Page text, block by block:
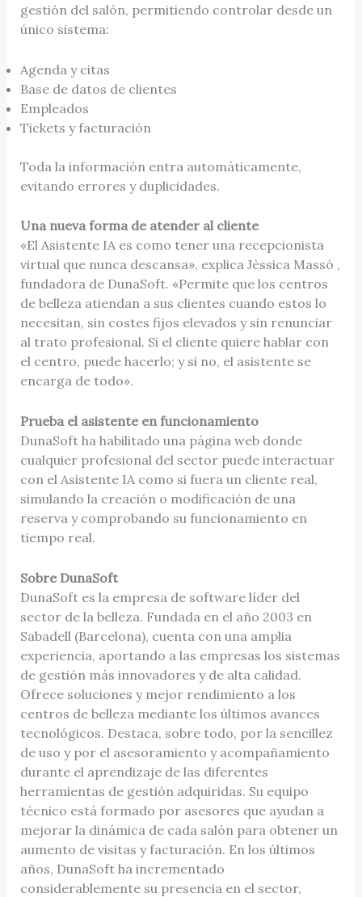
gestión del salón, permitiendo controlar desde un
único sistema:
Agenda y citas
Base de datos de clientes
Empleados
Tickets y facturación
Toda la información entra automáticamente,
evitando errores y duplicidades.
Una nueva forma de atender al cliente
«El Asistente IA es como tener una recepcionista
virtual que nunca descansa», explica Jèssica Massó ,
fundadora de DunaSoft. «Permite que los centros
de belleza atiendan a sus clientes cuando estos lo
necesitan, sin costes fijos elevados y sin renunciar
al trato profesional. Si el cliente quiere hablar con
el centro, puede hacerlo; y si no, el asistente se
encarga de todo».
Prueba el asistente en funcionamiento
DunaSoft ha habilitado una página web donde
cualquier profesional del sector puede interactuar
con el Asistente IA como si fuera un cliente real,
simulando la creación o modificación de una
reserva y comprobando su funcionamiento en
tiempo real.
Sobre DunaSoft
DunaSoft es la empresa de software líder del
sector de la belleza. Fundada en el año 2003 en
Sabadell (Barcelona), cuenta con una amplia
experiencia, aportando a las empresas los sistemas
de gestión más innovadores y de alta calidad.
Ofrece soluciones y mejor rendimiento a los
centros de belleza mediante los últimos avances
tecnológicos. Destaca, sobre todo, por la sencillez
de uso y por el asesoramiento y acompañamiento
durante el aprendizaje de las diferentes
herramientas de gestión adquiridas. Su equipo
técnico está formado por asesores que ayudan a
mejorar la dinámica de cada salón para obtener un
aumento de visitas y facturación. En los últimos
años, DunaSoft ha incrementado
considerablemente su presencia en el sector,